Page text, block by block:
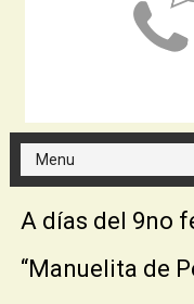
A días del 9no
“Manuelita de